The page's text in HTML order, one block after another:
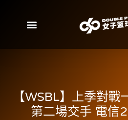
【WSBL】上季對
第二場交手 電信